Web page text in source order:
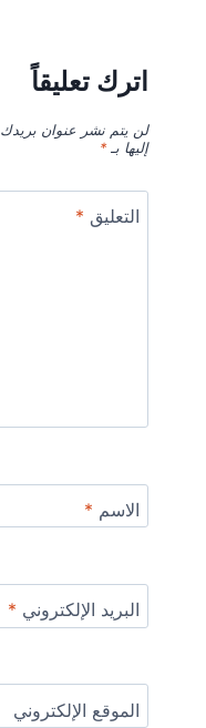
اترك تعليقاً
لن يتم نشر عنوان بريدك
إليها بـ*
التعليق *
الاسم *
البريد الإلكتروني *
الموقع الإلكتروني